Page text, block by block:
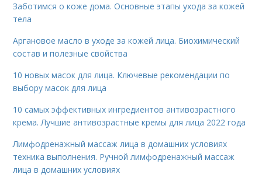
Заботимся о коже дома. Основные этапы ухода за кожей
тела
Аргановое масло в уходе за кожей лица. Биохимический
состав и полезные свойства
10 новых масок для лица. Ключевые рекомендации по
выбору масок для лица
10 самых эффективных ингредиентов антивозрастного
крема. Лучшие антивозрастные кремы для лица 2022 года
Лимфодренажный массаж лица в домашних условиях
техника выполнения. Ручной лимфодренажный массаж
лица в домашних условиях